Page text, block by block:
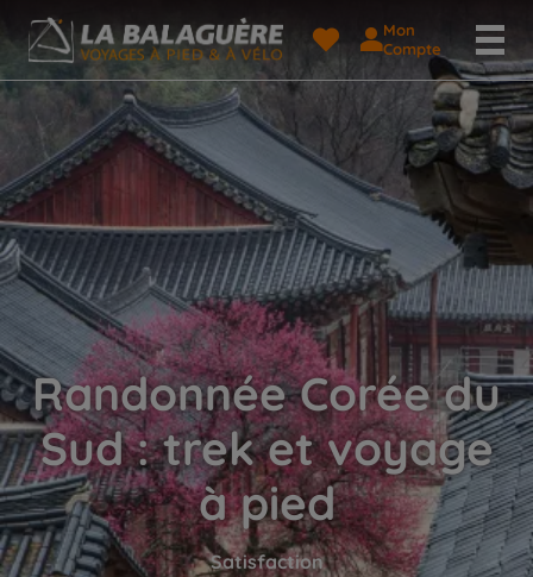
Mon
Compte
Randonnée Corée du
Sud : trek et voyage
à pied
Satisfaction